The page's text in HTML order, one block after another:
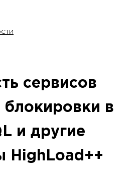
сервисов
блокировки в
и другие
HighLoad++